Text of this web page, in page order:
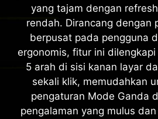
yang tajam dengan
rendah. Dirancang dengan
berpusat pada pengguna
ergonomis, fitur ini
5 arah di sisi kanan layar
sekali klik, memudahkan
pengaturan Mode Ganda
pengalaman yang mulus